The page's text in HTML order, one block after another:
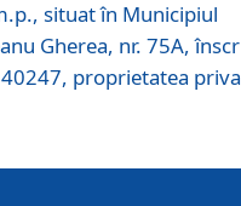
situat în Municipiul
Gherea, nr. 75A,
proprietatea